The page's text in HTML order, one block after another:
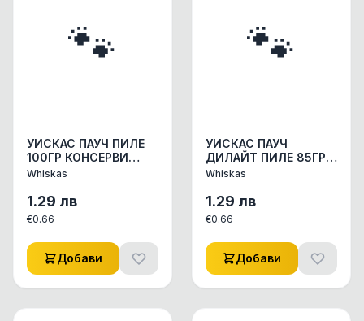
🐾
УИСКАС ПАУЧ ПИЛЕ
100ГР КОНСЕРВИ
КОНСЕРВИ ЗА КОТКИ
Whiskas
1.29 лв
€0.66
Добави
🐾
УИСКАС ПАУЧ
ДИЛАЙТ ПИЛЕ 85ГР
КОНСЕРВИ КОНСЕРВИ
Whiskas
1.29 лв
€0.66
Добави